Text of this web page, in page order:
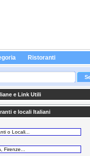
Ristoranti
e Link Utili
e locali Italiani